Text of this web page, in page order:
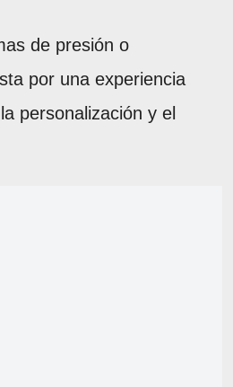
de presión o
por una experiencia
personalización y el